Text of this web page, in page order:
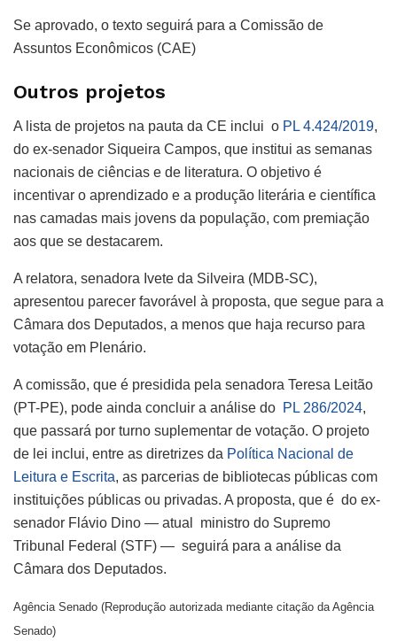
Se aprovado, o texto seguirá para a Comissão de
Assuntos Econômicos (CAE)
Outros projetos
A lista de projetos na pauta da CE inclui o PL 4.424/2019,
do ex-senador Siqueira Campos, que institui as semanas
nacionais de ciências e de literatura. O objetivo é
incentivar o aprendizado e a produção literária e científica
nas camadas mais jovens da população, com premiação
aos que se destacarem.
A relatora, senadora Ivete da Silveira (MDB-SC),
apresentou parecer favorável à proposta, que segue para a
Câmara dos Deputados, a menos que haja recurso para
votação em Plenário.
A comissão, que é presidida pela senadora Teresa Leitão
(PT-PE), pode ainda concluir a análise do PL 286/2024,
que passará por turno suplementar de votação. O projeto
de lei inclui, entre as diretrizes da Política Nacional de
Leitura e Escrita, as parcerias de bibliotecas públicas com
instituições públicas ou privadas. A proposta, que é do ex-
senador Flávio Dino — atual ministro do Supremo
Tribunal Federal (STF) — seguirá para a análise da
Câmara dos Deputados.
Agência Senado (Reprodução autorizada mediante citação da Agência
Senado)